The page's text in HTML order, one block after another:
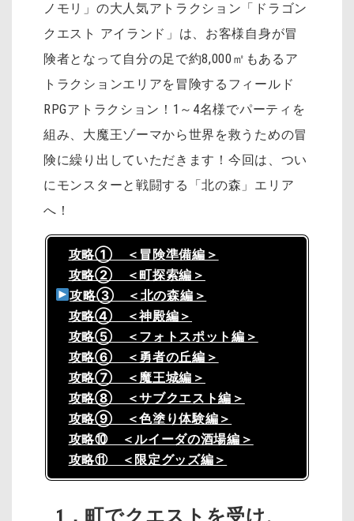
ノモリ」の大人気アトラクション「ドラゴン
クエスト アイランド」は、お客様自身が冒
険者となって自分の足で約8,000㎡もあるア
トラクションエリアを冒険するフィールド
RPGアトラクション！1～4名様でパーティを
組み、大魔王ゾーマから世界を救うための冒
険に繰り出していただきます！ 今回は、つい
にモンスターと戦闘する「北の森」エリア
へ！
攻略① ＜冒険準備編＞
攻略② ＜町探索編＞
攻略③ ＜北の森編＞
攻略④ ＜神殿編＞
攻略⑤ ＜フォトスポット編＞
攻略⑥ ＜勇者の丘編＞
攻略⑦ ＜魔王城編＞
攻略⑧ ＜サブクエスト編＞
攻略⑨ ＜色塗り体験編＞
攻略⑩ ＜ルイーダの酒場編＞
攻略⑪ ＜限定グッズ編＞
1．町でクエストを受け、